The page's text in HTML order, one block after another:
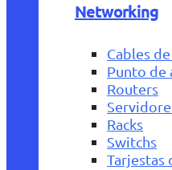
Networking
Cables
Punto de
Routers
Racks
Switchs
Tarjestas